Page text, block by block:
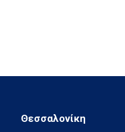
Θεσσαλονίκη